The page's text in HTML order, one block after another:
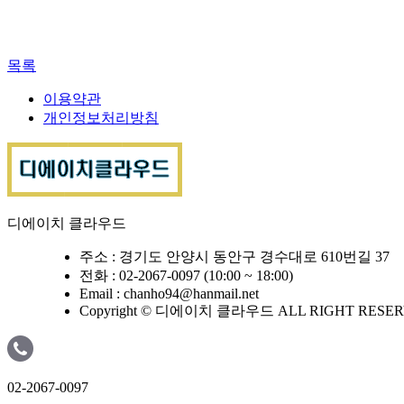
목록
이용약관
개인정보처리방침
디에이치 클라우드
주소 : 경기도 안양시 동안구 경수대로 610번길 37
전화 : 02-2067-0097 (10:00 ~ 18:00)
Email : chanho94@hanmail.net
Copyright © 디에이치 클라우드 ALL RIGHT
02-2067-0097